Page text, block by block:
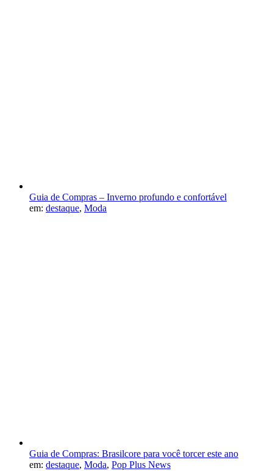
Guia de Compras – Inverno profundo e confortável
em: destaque, Moda
Guia de Compras: Brasilcore para você torcer este ano
em: destaque, Moda, Pop Plus News